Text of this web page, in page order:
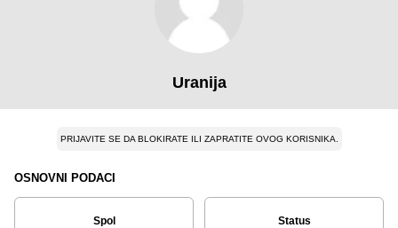
Uranija
PRIJAVITE SE DA BLOKIRATE ILI ZAPRATITE OVOG KORISNIKA.
OSNOVNI PODACI
Spol Status